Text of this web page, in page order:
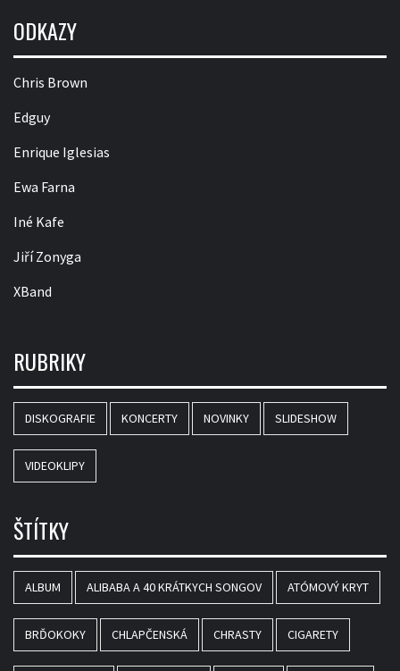
ODKAZY
Chris Brown
Edguy
Enrique Iglesias
Ewa Farna
Iné Kafe
Jiří Zonyga
XBand
RUBRIKY
DISKOGRAFIE KONCERTY NOVINKY SLIDESHOW
VIDEOKLIPY
ŠTÍTKY
ALBUM ALIBABA A 40 KRÁTKYCH SONGOV ATÓMOVÝ KRYT
BRĎOKOKY CHLAPČENSKÁ CHRASTY CIGARETY